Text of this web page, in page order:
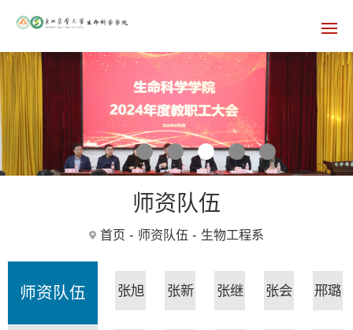
师资队伍
首页 - 师资队伍 - 生物工程系
师资队伍 张旭 张新 张继 张会 邢璐